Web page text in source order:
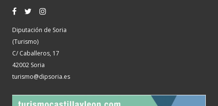
Diputación de Soria
(Turismo)
C/ Caballeros, 17
42002 Soria
turismo@dipsoria.es